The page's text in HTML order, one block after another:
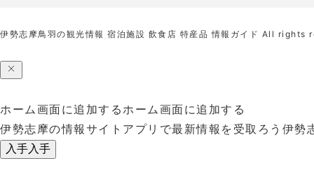
伊勢志摩鳥羽の観光情報 宿泊施設 飲食店 特産品 情報ガイド All rights
ホーム画面に追加する ホーム画面に追加する
伊勢志摩の情報サイトアプリで最新情報を受取ろう 伊勢
入手入手